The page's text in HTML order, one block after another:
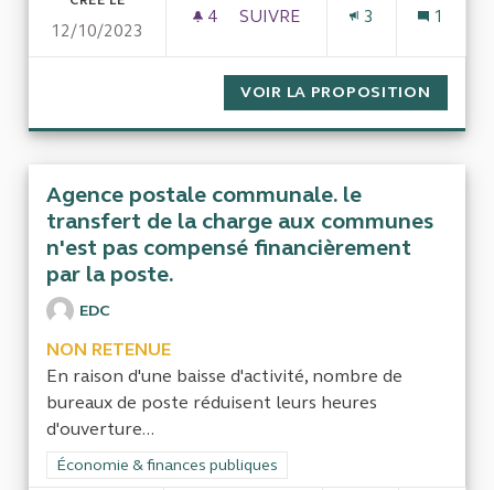
12/10/2023
4 4 ABONNÉS
SUIVRE
3 1
VOIR LA PROPOSITION
Agence postale communale. le
transfert de la charge aux communes
n'est pas compensé financièrement
par la poste.
EDC
NON RETENUE
En raison d'une baisse d'activité, nombre de
bureaux de poste réduisent leurs heures
d'ouverture...
Filtrer les résultats de la catégorie : Économie & finances
Économie & finances publiques